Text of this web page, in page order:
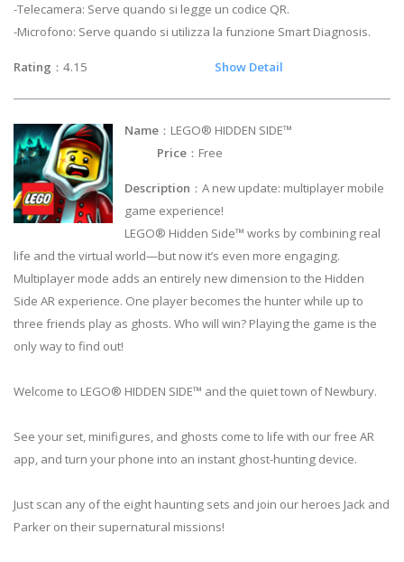
-Telecamera: Serve quando si legge un codice QR.
-Microfono: Serve quando si utilizza la funzione Smart Diagnosis.
Rating ：4.15 Show Detail
Name ：LEGO® HIDDEN SIDE™
Price ：Free
Description ：A new update: multiplayer mobile
game experience!
LEGO® Hidden Side™ works by combining real
life and the virtual world—but now it’s even more engaging.
Multiplayer mode adds an entirely new dimension to the Hidden
Side AR experience. One player becomes the hunter while up to
three friends play as ghosts. Who will win? Playing the game is the
only way to find out!
Welcome to LEGO® HIDDEN SIDE™ and the quiet town of Newbury.
See your set, minifigures, and ghosts come to life with our free AR
app, and turn your phone into an instant ghost-hunting device.
Just scan any of the eight haunting sets and join our heroes Jack and
Parker on their supernatural missions!